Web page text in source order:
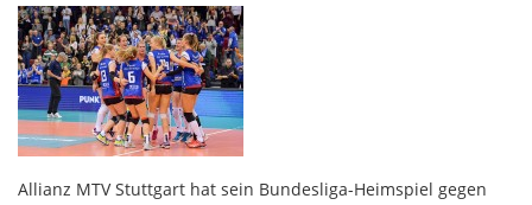
Allianz MTV Stuttgart hat sein Bundesliga-Heimspiel gegen